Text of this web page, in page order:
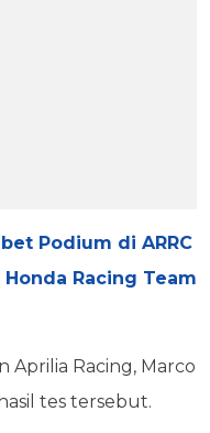
Podium di ARRC
Racing Team
Aprilia Racing, Marco
tes tersebut.